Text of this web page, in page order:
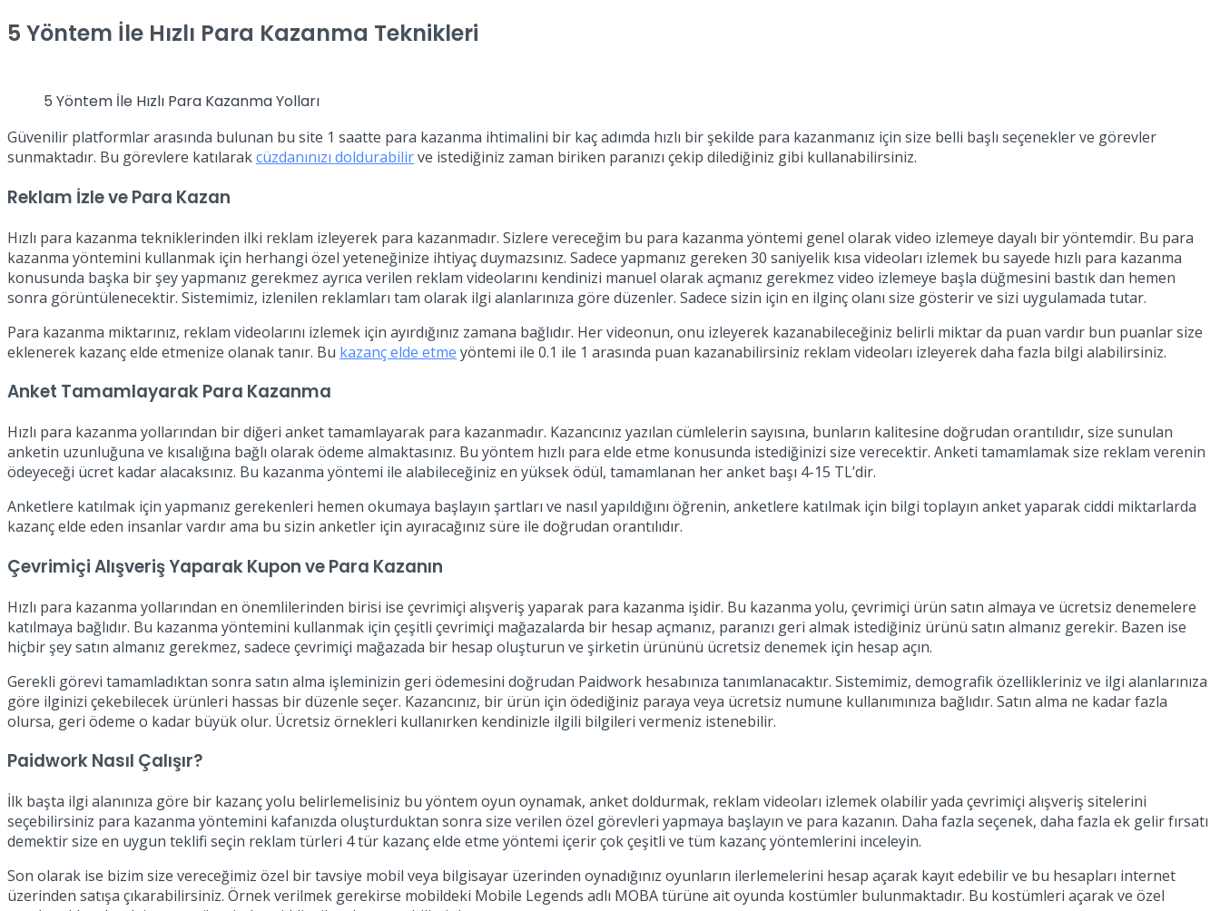
5 Yöntem İle Hızlı Para Kazanma Teknikleri
5 Yöntem İle Hızlı Para Kazanma Yolları
Güvenilir platformlar arasında bulunan bu site 1 saatte para kazanma ihtimalini bir kaç adımda hızlı bir şekilde para kazanmanız için size belli başlı seçenekler ve görevler
sunmaktadır. Bu görevlere katılarakcüzdanınızı doldurabilirve istediğiniz zaman biriken paranızı çekip dilediğiniz gibi kullanabilirsiniz.
Reklam İzle ve Para Kazan
Hızlı para kazanma tekniklerinden ilki reklam izleyerek para kazanmadır. Sizlere vereceğim bu para kazanma yöntemi genel olarak video izlemeye dayalı bir yöntemdir. Bu para
kazanma yöntemini kullanmak için herhangi özel yeteneğinize ihtiyaç duymazsınız. Sadece yapmanız gereken 30 saniyelik kısa videoları izlemek bu sayede hızlı para kazanma
konusunda başka bir şey yapmanız gerekmez ayrıca verilen reklam videolarını kendinizi manuel olarak açmanız gerekmez video izlemeye başla düğmesini bastık dan hemen
sonra görüntülenecektir. Sistemimiz, izlenilen reklamları tam olarak ilgi alanlarınıza göre düzenler. Sadece sizin için en ilginç olanı size gösterir ve sizi uygulamada tutar.
Para kazanma miktarınız, reklam videolarını izlemek için ayırdığınız zamana bağlıdır. Her videonun, onu izleyerek kazanabileceğiniz belirli miktar da puan vardır bun puanlar size
eklenerek kazanç elde etmenize olanak tanır. Bu kazanç elde etme yöntemi ile 0.1 ile 1 arasında puan kazanabilirsiniz reklam videoları izleyerek daha fazla bilgi alabilirsiniz.
Anket Tamamlayarak Para Kazanma
Hızlı para kazanma yollarından bir diğeri anket tamamlayarak para kazanmadır. Kazancınız yazılan cümlelerin sayısına, bunların kalitesine doğrudan orantılıdır, size sunulan
anketin uzunluğuna ve kısalığına bağlı olarak ödeme almaktasınız. Bu yöntem hızlı para elde etme konusunda istediğinizi size verecektir. Anketi tamamlamak size reklam verenin
ödeyeceği ücret kadar alacaksınız. Bu kazanma yöntemi ile alabileceğiniz en yüksek ödül, tamamlanan her anket başı 4-15 TL’dir.
Anketlere katılmak için yapmanız gerekenleri hemen okumaya başlayın şartları ve nasıl yapıldığını öğrenin, anketlere katılmak için bilgi toplayın anket yaparak ciddi miktarlarda
kazanç elde eden insanlar vardır ama bu sizin anketler için ayıracağınız süre ile doğrudan orantılıdır.
Çevrimiçi Alışveriş Yaparak Kupon ve Para Kazanın
Hızlı para kazanma yollarından en önemlilerinden birisi ise çevrimiçi alışveriş yaparak para kazanma işidir. Bu kazanma yolu, çevrimiçi ürün satın almaya ve ücretsiz denemelere
katılmaya bağlıdır. Bu kazanma yöntemini kullanmak için çeşitli çevrimiçi mağazalarda bir hesap açmanız, paranızı geri almak istediğiniz ürünü satın almanız gerekir. Bazen ise
hiçbir şey satın almanız gerekmez, sadece çevrimiçi mağazada bir hesap oluşturun ve şirketin ürününü ücretsiz denemek için hesap açın.
Gerekli görevi tamamladıktan sonra satın alma işleminizin geri ödemesini doğrudan Paidwork hesabınıza tanımlanacaktır. Sistemimiz, demografik özellikleriniz ve ilgi alanlarınıza
göre ilginizi çekebilecek ürünleri hassas bir düzenle seçer. Kazancınız, bir ürün için ödediğiniz paraya veya ücretsiz numune kullanımınıza bağlıdır. Satın alma ne kadar fazla
olursa, geri ödeme o kadar büyük olur. Ücretsiz örnekleri kullanırken kendinizle ilgili bilgileri vermeniz istenebilir.
Paidwork Nasıl Çalışır?
İlk başta ilgi alanınıza göre bir kazanç yolu belirlemelisiniz bu yöntem oyun oynamak, anket doldurmak, reklam videoları izlemek olabilir yada çevrimiçi alışveriş sitelerini
seçebilirsiniz para kazanma yöntemini kafanızda oluşturduktan sonra size verilen özel görevleri yapmaya başlayın ve para kazanın. Daha fazla seçenek, daha fazla ek gelir fırsatı
demektir size en uygun teklifi seçin reklam türleri 4 tür kazanç elde etme yöntemi içerir çok çeşitli ve tüm kazanç yöntemlerini inceleyin.
Son olarak ise bizim size vereceğimiz özel bir tavsiye mobil veya bilgisayar üzerinden oynadığınız oyunların ilerlemelerini hesap açarak kayıt edebilir ve bu hesapları internet
üzerinden satışa çıkarabilirsiniz. Örnek verilmek gerekirse mobildeki Mobile Legends adlı MOBA türüne ait oyunda kostümler bulunmaktadır. Bu kostümleri açarak ve özel